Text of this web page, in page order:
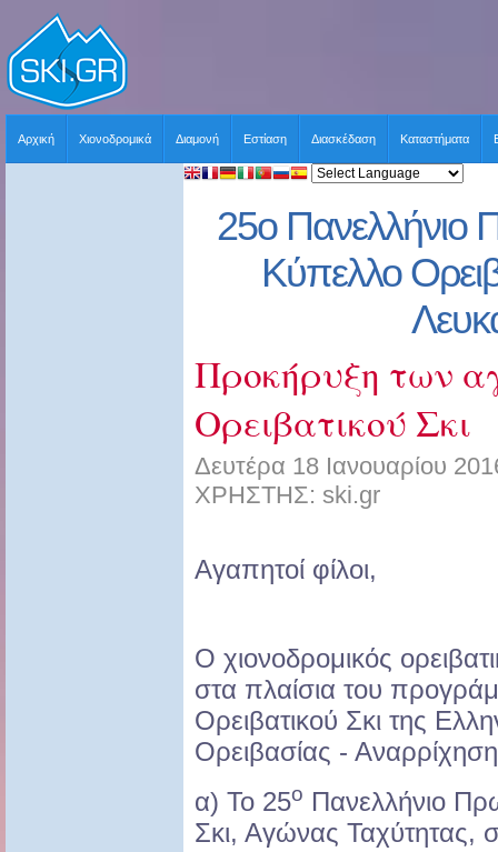
Αρχική Χιονοδρομικά Διαμονή Εστίαση Διασκέδαση Καταστήματα
25ο Πανελλήνιο
Κύπελλο
Προκήρυξη των
Ορειβατικού Σκι
Δευτέρα 18 Ιανουαρίου
ΧΡΗΣΤΗΣ: ski.gr
Αγαπητοί φίλοι,
Ο χιονοδρομικός
στα πλαίσια του
Ορειβατικού Σκι της
Ορειβασίας -
α) Το 25ο Πανελλήνιο
Σκι, Αγώνας Ταχύτητας,